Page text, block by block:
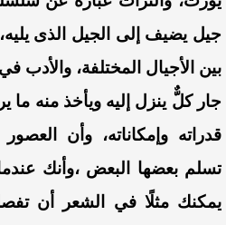
جيل يضيف إلى الجيل الذى يليه،
بين الأجيال المختلفة،
جار كلٌّ ينزل إليه ويأخذ منه
قدراته وإمكاناته، وأن العصور
تسلم بعضها البعض ،وأنك
يمكنك مثلًا في الشعر أن